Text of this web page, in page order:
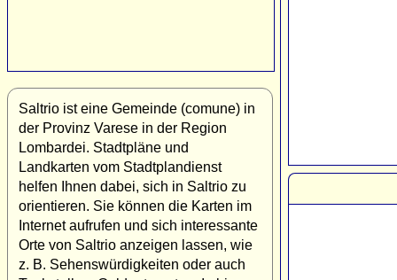
Saltrio ist eine Gemeinde (comune) in
der Provinz Varese in der Region
Lombardei. Stadtpläne und
Landkarten vom Stadtplandienst
helfen Ihnen dabei, sich in Saltrio zu
orientieren. Sie können die Karten im
Internet aufrufen und sich interessante
Orte von Saltrio anzeigen lassen, wie
z. B. Sehenswürdigkeiten oder auch